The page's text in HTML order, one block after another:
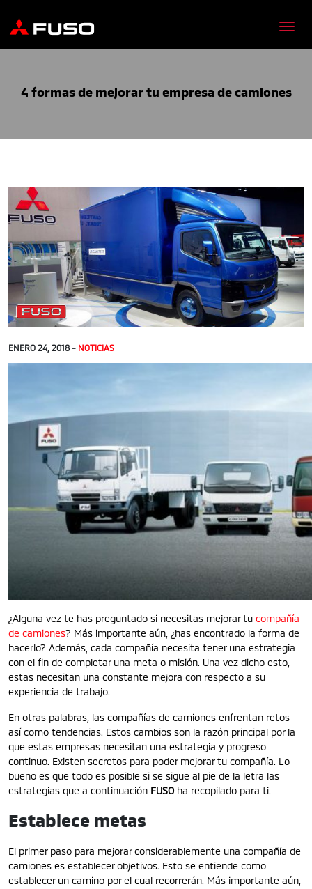
4 formas de mejorar tu empresa de camiones
ENERO 24, 2018 - NOTICIAS
¿Alguna vez te has preguntado si necesitas mejorar tu compañía
de camiones? Más importante aún, ¿has encontrado la forma de
hacerlo? Además, cada compañía necesita tener una estrategia
con el fin de completar una meta o misión. Una vez dicho esto,
estas necesitan una constante mejora con respecto a su
experiencia de trabajo.
En otras palabras, las compañías de camiones enfrentan retos
así como tendencias. Estos cambios son la razón principal por la
que estas empresas necesitan una estrategia y progreso
continuo. Existen secretos para poder mejorar tu compañía. Lo
bueno es que todo es posible si se sigue al pie de la letra las
estrategias que a continuación FUSOha recopilado para ti.
Establece metas
El primer paso para mejorar considerablemente una compañía de
camiones es establecer objetivos. Esto se entiende como
establecer un camino por el cual recorrerán. Más importante aún,